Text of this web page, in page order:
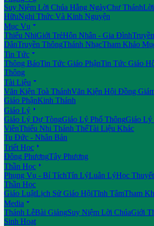
Suy Niệm Lời Chúa Hằng NgàyChư Thánh
HữuNghi Thức Và Kinh Nguyện
Mục Vụ 
Thiếu NhiGiới TrẻHôn Nhân - Gia Đình
DânTruyền ThôngThánh NhạcTham Khảo
Tin Tức 
Thông BáoTin Tức Giáo PhậnTin Tức Giáo
Thông
Tài Liệu 
Văn Kiện Toà ThánhVăn Kiện Hội Đồng
Giáo PhậnKinh Thánh
Giáo Lý 
Giáo Lý Dự TòngGiáo Lý Phổ ThôngGiáo Lý
ViênThiếu Nhi Thánh ThểTài Liệu Khác
Tu Đức - Nhân Bản
Triết Học 
Đông PhươngTây Phương
Thần Học 
Phụng Vụ - Bí TíchTín LýLuân LýHọc
Thần Học
Giáo LuậtLịch Sử Giáo HộiTĩnh TâmTham
Media 
Thánh LễBài GiảngSuy Niệm Lời ChúaGiới
Sinh Hoạt